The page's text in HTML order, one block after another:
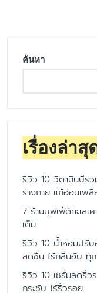
ค้นหา
เรื่องล่าสุ
รีวิว 10 วิตามินบีร
ร่างกาย แก้อ่อนเพลี
7 ร้านบุฟเฟ่ต์ทะเล
เต็ม
รีวิว 10 น้ำหอมปรั
สดชื่น ไร้กลิ่นอับ ทุก
รีวิว 10 เซรั่มลดริ้
กระชับ ไร้ริ้วรอย